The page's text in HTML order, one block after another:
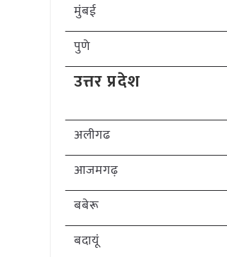
मुंबई
पुणे
उत्तर प्रदेश
अलीगढ
आजमगढ़
बबेरू
बदायूं